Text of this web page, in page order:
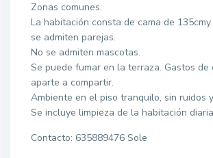
Zonas comunes.
La habitación consta de cama de 135cmy
se admiten parejas.
No se admiten mascotas.
Se puede fumar en la terraza. Gastos de
aparte a compartir.
Ambiente en el piso tranquilo, sin ruidos
Se incluye limpieza de la habitación diaria
Contacto: 635889476 Sole